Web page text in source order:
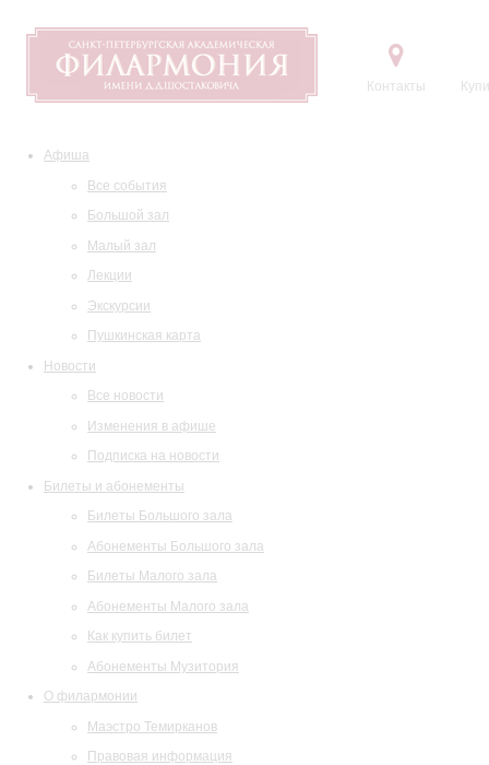
Контакты
Афиша
Все события
Большой зал
Малый зал
Лекции
Экскурсии
Пушкинская карта
Новости
Все новости
Изменения в афише
Подписка на новости
Билеты и абонементы
Билеты Большого зала
Абонементы Большого зала
Билеты Малого зала
Абонементы Малого зала
Как купить билет
Абонементы Музитория
О филармонии
Маэстро Темирканов
Правовая информация